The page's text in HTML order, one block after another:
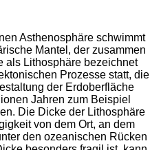
Asthenosphäre schwimmt
Mantel, der zusammen
als Lithosphäre bezeichnet
Prozesse statt, die
der Erdoberfläche
Jahren zum Beispiel
Die Dicke der Lithosphäre
von dem Ort, an dem
den ozeanischen Rücken